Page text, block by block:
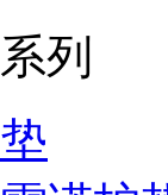
列